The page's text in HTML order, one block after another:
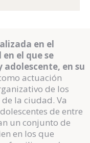
en el
el que se
en su
actuación
de los
de la ciudad. Va
de entre
un conjunto de
en los que